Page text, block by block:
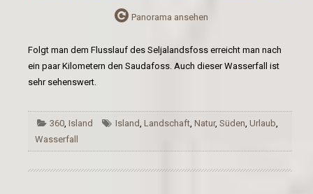
Panorama ansehen
Folgt man dem Flusslauf des Seljalandsfoss erreicht man nach
ein paar Kilometern den Saudafoss. Auch dieser Wasserfall ist
sehr sehenswert.
360 ,Island Island Landschaft, Natur, Süden Urlaub
Wasserfall